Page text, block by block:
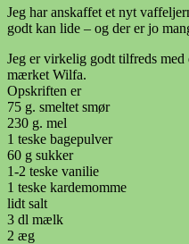
Jeg har anskaffet et nyt
godt kan lide – og der er jo
Jeg er virkelig godt tilfreds
mærket Wilfa.
Opskriften er
75 g. smeltet smør
230 g. mel
1 teske bagepulver
60 g sukker
1-2 teske vanilie
1 teske kardemomme
lidt salt
3 dl mælk
2 æg